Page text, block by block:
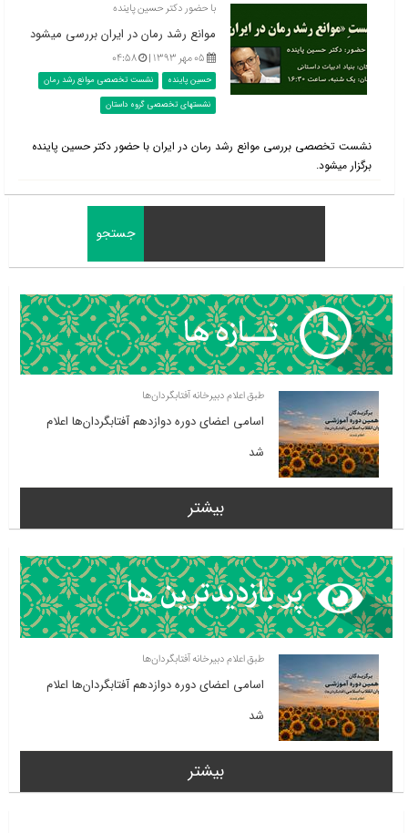
با حضور دکتر حسین پاینده
موانع رشد رمان در ایران بررسی می‎شود
۰۵ مهر ۱۳۹۳ | ۰۴:۵۸
حسین پاینده
نشست تخصصی موانع رشد رمان
نشستهای تخصصی گروه داستان
نشست تخصصی بررسی موانع رشد رمان در ایران با حضور دکتر حسین پاینده
برگزار می‎­شود.
طبق اعلام دبیرخانه آفتابگردان‌ها
اسامی اعضای دوره دوازدهم آفتابگردان‌ها اعلام
شد
بیشتر
طبق اعلام دبیرخانه آفتابگردان‌ها
اسامی اعضای دوره دوازدهم آفتابگردان‌ها اعلام
شد
بیشتر